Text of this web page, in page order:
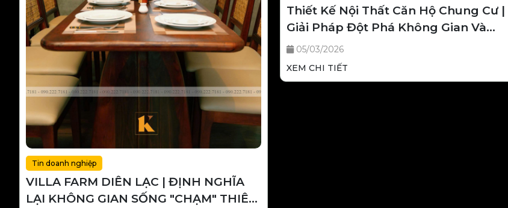
Tin doanh nghiệp
VILLA FARM DIÊN LẠC | ĐỊNH NGHĨA
LẠI KHÔNG GIAN SỐNG "CHẠM" THIÊN
Thiết Kế Nội Thất Căn Hộ Chung Cư |
Giải Pháp Đột Phá Không Gian Và
Đẳng Cấp Sống 2026
05/03/2026
XEM CHI TIẾT